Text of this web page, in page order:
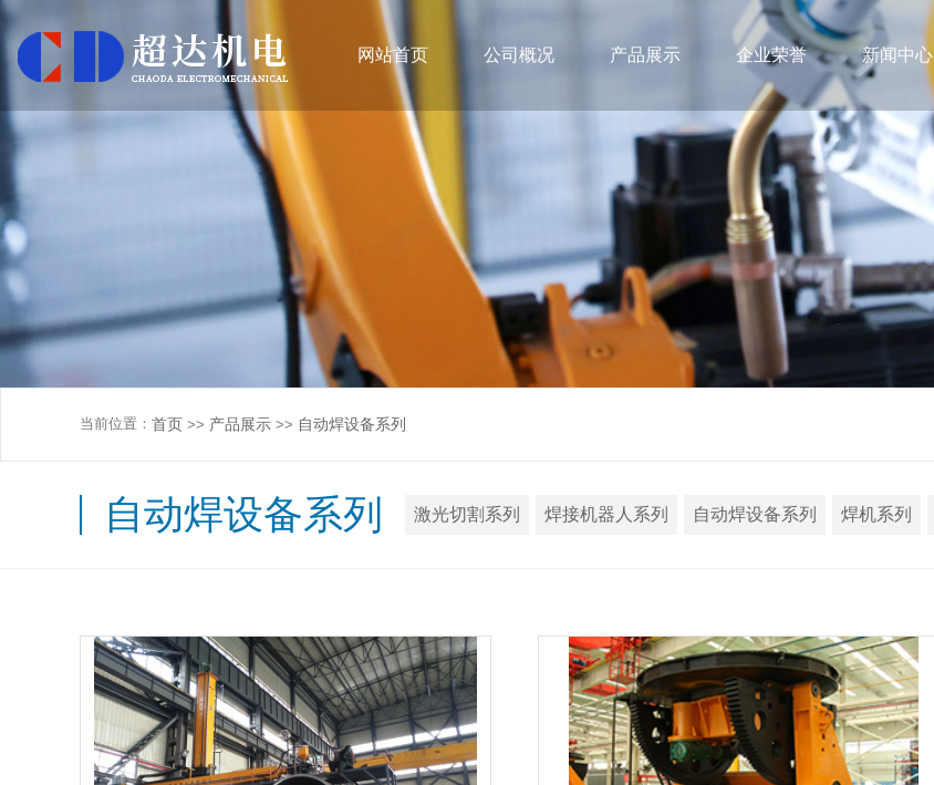
网站首页 公司概况 产品展示 企业荣誉 新闻中心
当前位置： 首页 >> 产品展示 >> 自动焊设备系列
自动焊设备系列 激光切割系列 焊接机器人系列 自动焊设备系列 焊机系列